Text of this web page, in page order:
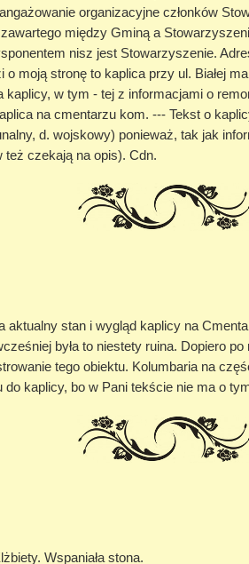
organizacyjne członków
między Gminą a
nisz jest Stowarzyszenie.
moją stronę to kaplica przy ul. Białej
w tym - tej z informacjami o
na cmentarzu kom. --- Tekst o
d. wojskowy) ponieważ, tak jak
czekają na opis). Cdn.
aktualny stan i wygląd kaplicy na
była to niestety ruina. Dopiero
tego obiektu. Kolumbaria na
kaplicy, bo w Pani tekście nie ma o
Wspaniała stona.